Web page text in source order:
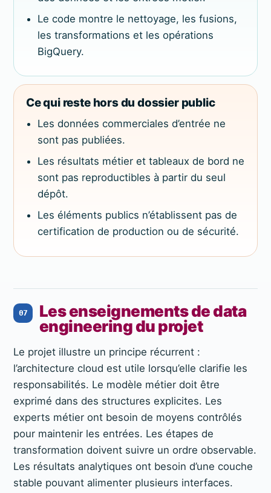
Le code montre le nettoyage, les fusions,
les transformations et les opérations
BigQuery.
Ce qui reste hors du dossier public
Les données commerciales d’entrée ne
sont pas publiées.
Les résultats métier et tableaux de bord ne
sont pas reproductibles à partir du seul
dépôt.
Les éléments publics n’établissent pas de
certification de production ou de sécurité.
07
Les enseignements de data
engineering du projet
Le projet illustre un principe récurrent :
l’architecture cloud est utile lorsqu’elle clarifie les
responsabilités. Le modèle métier doit être
exprimé dans des structures explicites. Les
experts métier ont besoin de moyens contrôlés
pour maintenir les entrées. Les étapes de
transformation doivent suivre un ordre observable.
Les résultats analytiques ont besoin d’une couche
stable pouvant alimenter plusieurs interfaces.